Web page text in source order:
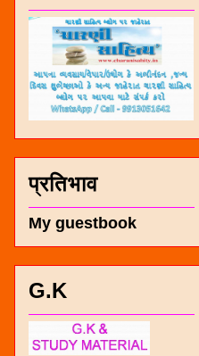
प्रतिभाव
My guestbook
G.K